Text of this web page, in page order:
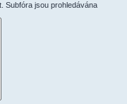
Subfóra jsou prohledávána